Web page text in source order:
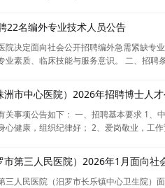
22名编外专业技术人员公告
决定面向社会公开招聘编外急需紧缺
素质、临床技能与服务意识。 二、招聘
市中心医院）2026年招聘博士人
事项公告如下： 一、招聘基本要求 1
健康，组织纪律好； 2、爱岗敬业，工作
第三人民医院）2026年1月面向
人民医院（汨罗市长乐镇中心卫生院